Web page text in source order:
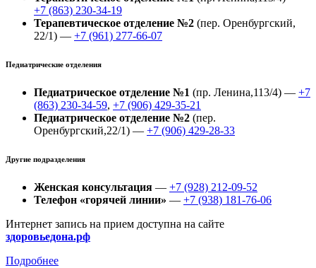
+7 (863) 230-34-19
Терапевтическое отделение №2 (пер. Оренбургский,
22/1) — +7 (961) 277-66-07
Педиатрические отделения
Педиатрическое отделение №1 (пр. Ленина,113/4) — +7
(863) 230-34-59, +7 (906) 429-35-21
Педиатрическое отделение №2 (пер.
Оренбургский,22/1) — +7 (906) 429-28-33
Другие подразделения
Женская консультация — +7 (928) 212-09-52
Телефон «горячей линии» — +7 (938) 181-76-06
Интернет запись на прием доступна на сайте
здоровьедона.рф
Подробнее